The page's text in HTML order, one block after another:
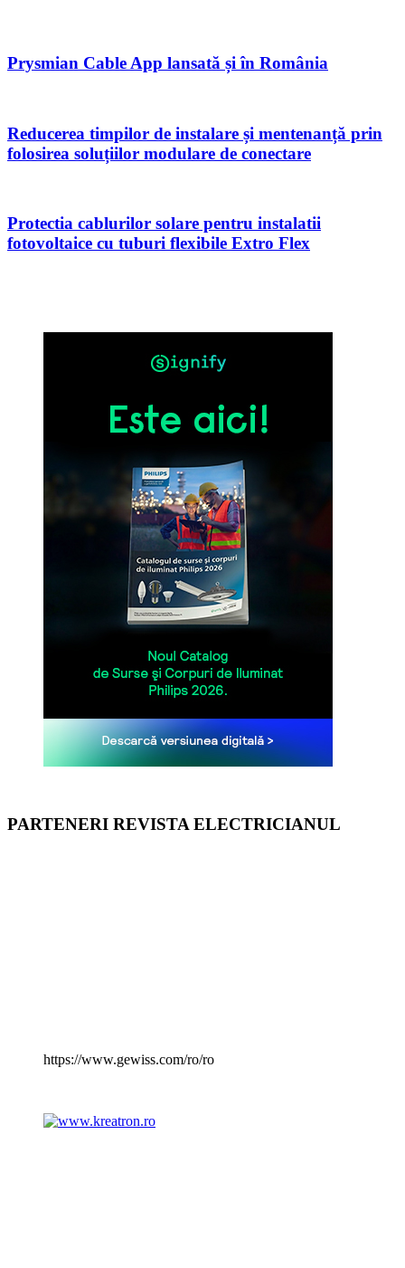
Prysmian Cable App lansată și în România
Reducerea timpilor de instalare și mentenanță prin
folosirea soluțiilor modulare de conectare
Protectia cablurilor solare pentru instalatii
fotovoltaice cu tuburi flexibile Extro Flex
PARTENERI REVISTA ELECTRICIANUL
https://www.gewiss.com/ro/ro